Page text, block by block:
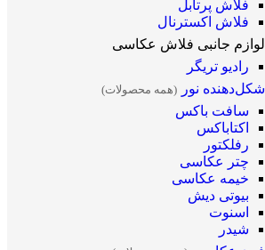
فلاش پرتابل
فلاش اکسترنال
لوازم جانبی فلاش عکاسی
رادیو تریگر
شکل‌دهنده نور
(همه محصولات)
سافت باکس
اکتاباکس
رفلکتور
چتر عکاسی
خیمه عکاسی
بیوتی دیش
اسنوت
شیدر